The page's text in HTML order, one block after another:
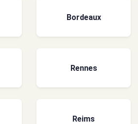
Bordeaux
Rennes
Reims